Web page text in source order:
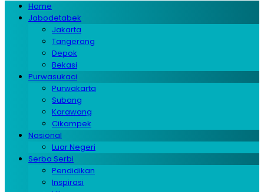
Home
Jabodetabek
Jakarta
Tangerang
Depok
Bekasi
Purwasukaci
Purwakarta
Subang
Karawang
Cikampek
Nasional
Luar Negeri
Serba Serbi
Pendidikan
Inspirasi